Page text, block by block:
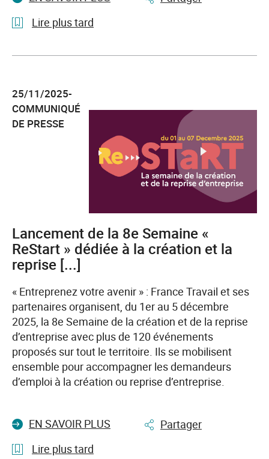
publics
de
Lire plus tard
l'article
France,
une
alliance
:
convention
régionale
pour
l’emploi
des
personnes
en
situation
de
handicap
25/11/2025-
COMMUNIQUÉ
DE PRESSE
Lancement de la 8e Semaine «
ReStart » dédiée à la création et la
reprise [...]
« Entreprenez votre avenir » : France Travail et ses
partenaires organisent, du 1er au 5 décembre
2025, la 8e Semaine de la création et de la reprise
d’entreprise avec plus de 120 événements
proposés sur tout le territoire. Ils se mobilisent
ensemble pour accompagner les demandeurs
d’emploi à la création ou reprise d’entreprise.
EN SAVOIR PLUS
Partager
Lire plus tard